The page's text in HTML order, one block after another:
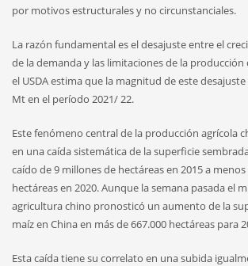
por motivos estructurales y no circunstanciales.
La razón fundamental es el desajuste entre el
de la demanda y las limitaciones de la producción
el USDA estima que la magnitud de este
Mt en el período 2021/ 22.
Este fenómeno central de la producción agrícola
en una caída sistemática de la superficie
caído de 9 millones de hectáreas en 2015 a
hectáreas en 2020. Aunque la semana pasada el
agricultura chino pronosticó un aumento de la
maíz en China en más de 667.000 hectáreas para
Esta caída tiene su correlato en una subida